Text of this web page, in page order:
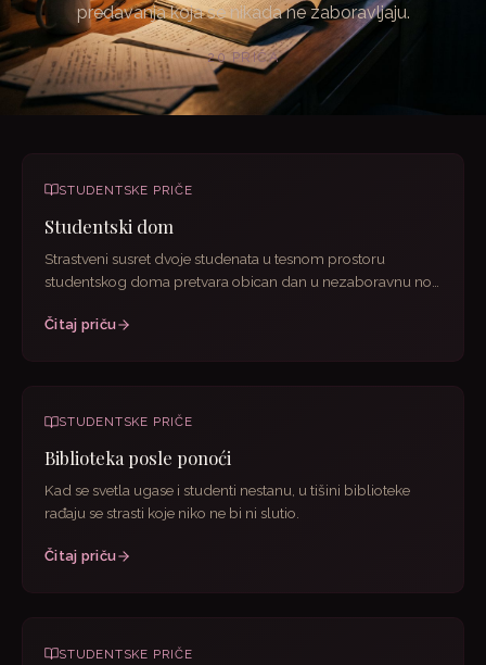
predavanja koja se nikada ne zaboravljaju.
20 PRIČA
STUDENTSKE PRIČE
Studentski dom
Strastveni susret dvoje studenata u tesnom prostoru
studentskog doma pretvara obican dan u nezaboravnu noc
Čitaj priču
STUDENTSKE PRIČE
Biblioteka posle ponoći
Kad se svetla ugase i studenti nestanu, u tišini biblioteke
rađaju se strasti koje niko ne bi ni slutio.
Čitaj priču
STUDENTSKE PRIČE